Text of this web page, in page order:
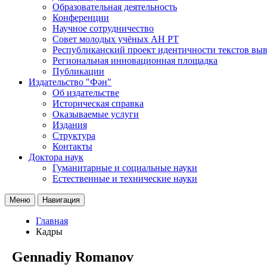
Образовательная деятельность
Конференции
Научное сотрудничество
Совет молодых учёных АН РТ
Республиканский проект идентичности текстов
Региональная инновационная площадка
Публикации
Издательство "Фән"
Об издательстве
Историческая справка
Оказываемые услуги
Издания
Структура
Контакты
Доктора наук
Гуманитарные и социальные науки
Естественные и технические науки
Меню Навигация
Главная
Кадры
Gennadiy Romanov